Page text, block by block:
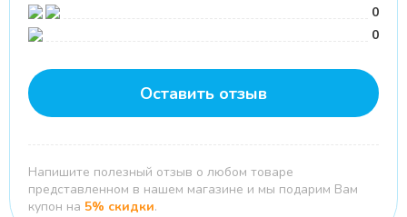
0
0
Оставить отзыв
Напишите полезный отзыв о любом товаре
представленном в нашем магазине и мы подарим Вам
купон на 5% скидки.